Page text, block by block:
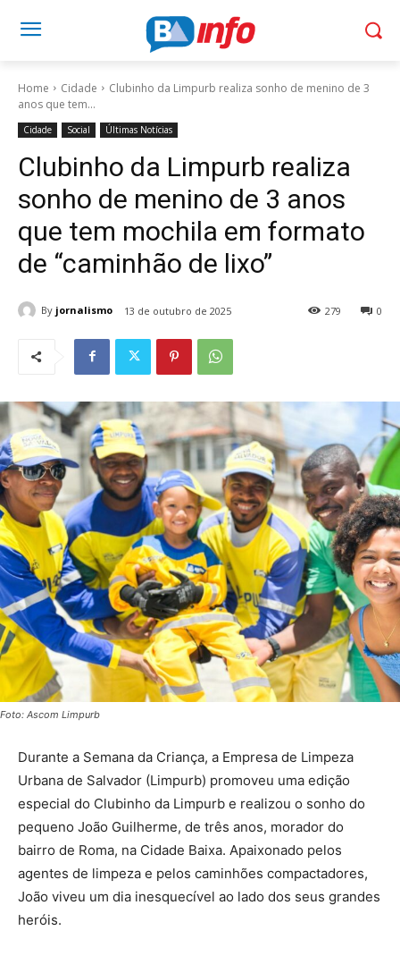
Home Cidade
Clubinho da Limpurb realiza sonho de menino de 3
anos que tem...
Cidade Social Últimas Notícias
Clubinho da Limpurb realiza
sonho de menino de 3 anos
que tem mochila em formato
de “caminhão de lixo”
By jornalismo 13 de outubro de 2025 0
279
Foto: Ascom Limpurb
Durante a Semana da Criança, a Empresa de Limpeza
Urbana de Salvador (Limpurb) promoveu uma edição
especial do Clubinho da Limpurb e realizou o sonho do
pequeno João Guilherme, de três anos, morador do
bairro de Roma, na Cidade Baixa. Apaixonado pelos
agentes de limpeza e pelos caminhões compactadores,
João viveu um dia inesquecível ao lado dos seus grandes
heróis.